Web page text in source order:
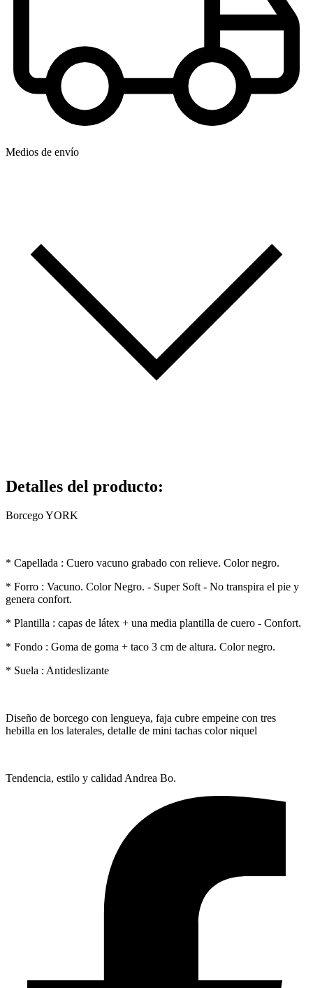
Medios de envío
Detalles del producto:
Borcego YORK
* Capellada : Cuero vacuno grabado con relieve. Color negro.
* Forro : Vacuno. Color Negro. - Super Soft - No transpira el pie y
genera confort.
* Plantilla : capas de látex + una media plantilla de cuero - Confort.
* Fondo : Goma de goma + taco 3 cm de altura. Color negro.
* Suela : Antideslizante
Diseño de borcego con lengueya, faja cubre empeine con tres
hebilla en los laterales, detalle de mini tachas color niquel
Tendencia, estilo y calidad Andrea Bo.